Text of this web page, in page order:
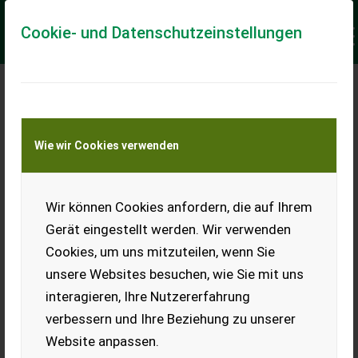
Cookie- und Datenschutzeinstellungen
Wie wir Cookies verwenden
Wir können Cookies anfordern, die auf Ihrem
Gerät eingestellt werden. Wir verwenden
Cookies, um uns mitzuteilen, wenn Sie
unsere Websites besuchen, wie Sie mit uns
interagieren, Ihre Nutzererfahrung
verbessern und Ihre Beziehung zu unserer
Website anpassen.
Meine Transportkostenanfrage
Transport von Land- und Baumaschinen –
KEINE Tiertransporte
Ladeort
Ort